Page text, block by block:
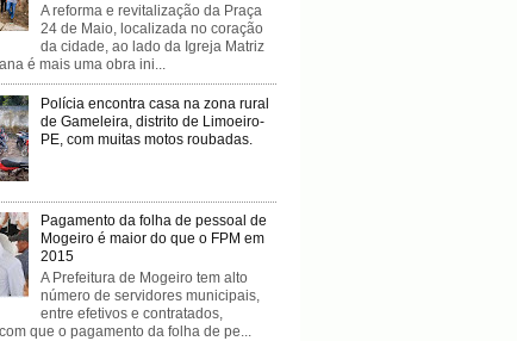
A reforma e revitalização da Praça
24 de Maio, localizada no coração
da cidade, ao lado da Igreja Matriz
é mais uma obra ini...
Polícia encontra casa na zona rural
de Gameleira, distrito de Limoeiro-
PE, com muitas motos roubadas.
Pagamento da folha de pessoal de
Mogeiro é maior do que o FPM em
2015
A Prefeitura de Mogeiro tem alto
número de servidores municipais,
entre efetivos e contratados,
que o pagamento da folha de pe...